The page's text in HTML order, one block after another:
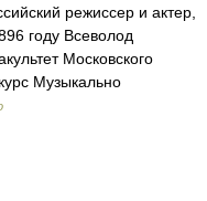
режиссер и актер,
году Всеволод
Московского
Музыкально